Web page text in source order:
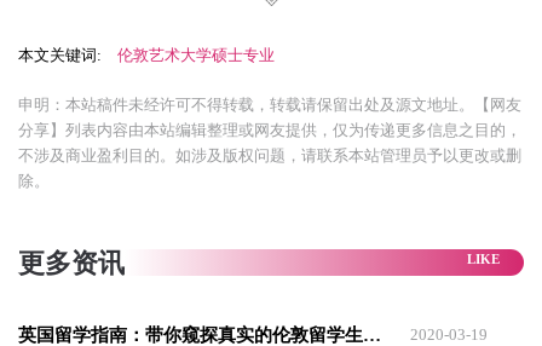
数据可视化设计硕士课程以对数据的智能探究以及实践导向的
本文关键词: 伦敦艺术大学硕士专业
申明：本站稿件未经许可不得转载，转载请保留出处及源文地址。【网友
分享】列表内容由本站编辑整理或网友提供，仅为传递更多信息之目的，
不涉及商业盈利目的。如涉及版权问题，请联系本站管理员予以更改或删
除。
更多资讯
英国留学指南：带你窥探真实的伦敦留学生活！ 2020-03-19